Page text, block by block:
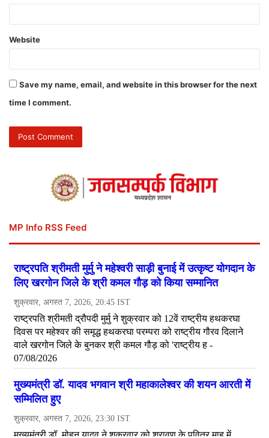
Website
Save my name, email, and website in this browser for the next
time I comment.
MP Info RSS Feed